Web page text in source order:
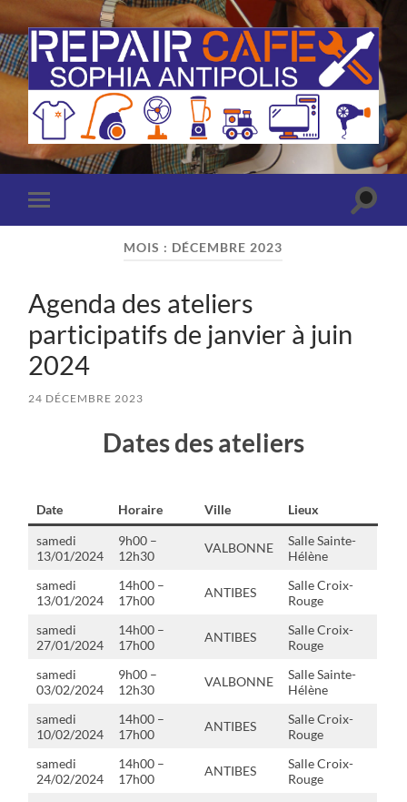
Repair
Café
Sophia
mobile
Toggle
MOIS : DÉCEMBRE 2023
Agenda des ateliers
participatifs de janvier à juin
2024
24 DÉCEMBRE 2023
Dates des ateliers
Date Horaire Ville
Lieux
samedi
13/01/2024
9h00 –
12h30
VALBONNE
Salle Sainte-
Hélène
samedi
13/01/2024
14h00 –
17h00
ANTIBES
Salle Croix-
Rouge
samedi
27/01/2024
14h00 –
17h00
ANTIBES
Salle Croix-
Rouge
samedi
03/02/2024
9h00 –
12h30
VALBONNE
Salle Sainte-
Hélène
samedi
10/02/2024
14h00 –
17h00
ANTIBES
Salle Croix-
Rouge
samedi
24/02/2024
14h00 –
17h00
ANTIBES
Salle Croix-
Rouge